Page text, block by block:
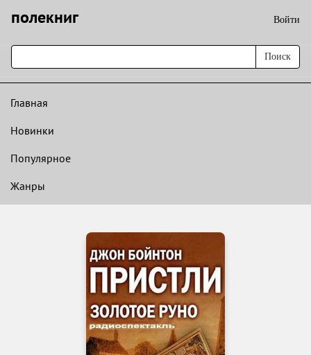
полекниг Войти
Поиск
Главная
Новинки
Популярное
Жанры